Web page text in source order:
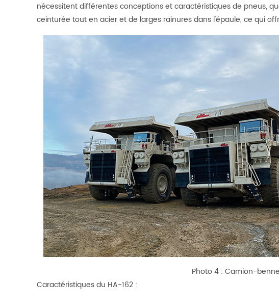
nécessitent différentes conceptions et caractéristiques de pneus,
ceinturée tout en acier et de larges rainures dans l'épaule, ce qui
Photo 4 : Camion-
Caractéristiques du HA-162 :